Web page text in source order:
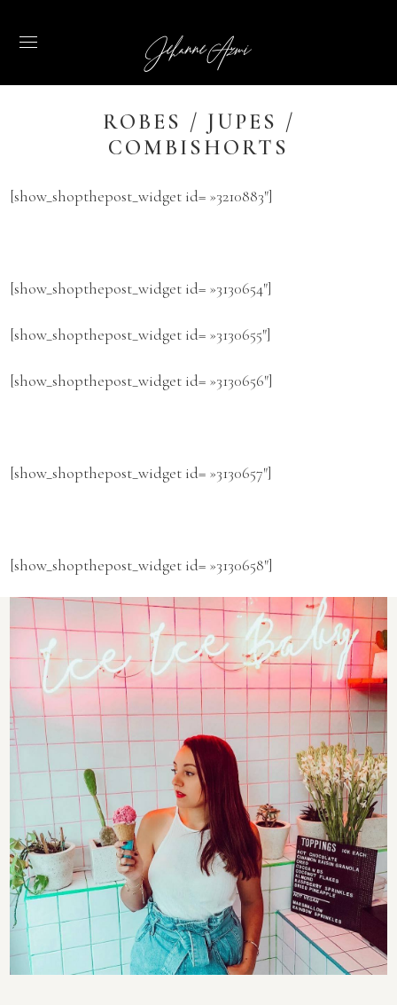
Jehanne Azmi
ROBES / JUPES /
COMBISHORTS
[show_shopthepost_widget id= »3210883″]
[show_shopthepost_widget id= »3130654″]
[show_shopthepost_widget id= »3130655″]
[show_shopthepost_widget id= »3130656″]
[show_shopthepost_widget id= »3130657″]
[show_shopthepost_widget id= »3130658″]